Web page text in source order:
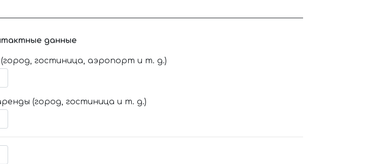
данные
гостиница, аэропорт и т. д.)
(город, гостиница и т. д.)